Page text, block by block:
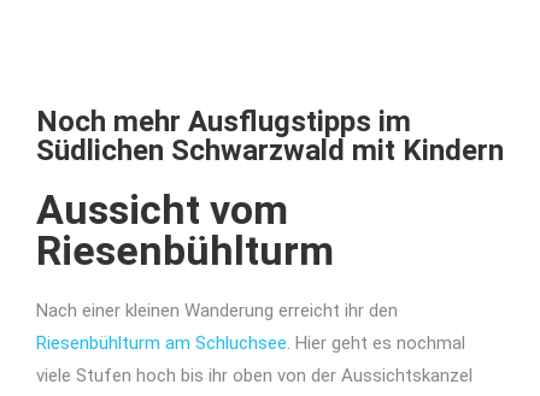
Noch mehr Ausflugstipps im
Südlichen Schwarzwald mit Kindern
Aussicht vom
Riesenbühlturm
Nach einer kleinen Wanderung erreicht ihr den
Riesenbühlturm am Schluchsee. Hier geht es nochmal
viele Stufen hoch bis ihr oben von der Aussichtskanzel